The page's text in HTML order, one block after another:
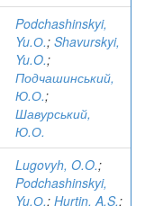
Podchashinskyi,
Yu.О.; Shavurskyi,
Yu.O.;
Подчашинський,
Ю.О.;
Шавурський,
Ю.О.
Lugovyh, O.O.;
Podchashinskyi,
Yu.О.; Hurtin, A.S.;